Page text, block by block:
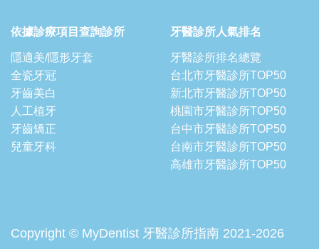
依據診療項目查詢診所
隱適美/隱形牙套
全瓷牙冠
牙齒美白
人工植牙
牙齒矯正
兒童牙科
牙醫診所人氣排名
牙醫診所排名總覽
台北市牙醫診所TOP50
新北市牙醫診所TOP50
桃園市牙醫診所TOP50
台中市牙醫診所TOP50
台南市牙醫診所TOP50
高雄市牙醫診所TOP50
Copyright © MyDentist 牙醫診所指南 2021-2026